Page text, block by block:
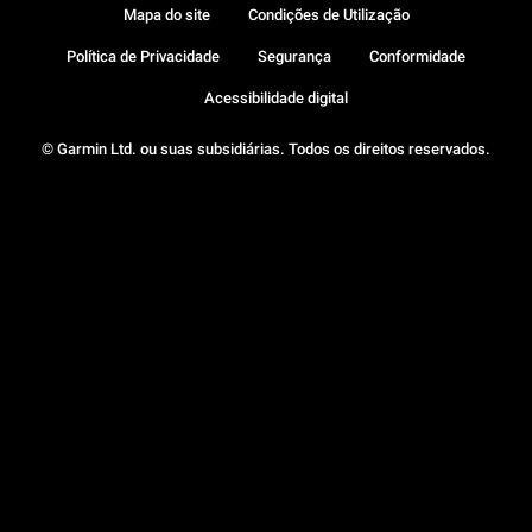
© Garmin Ltd. ou suas subsidiárias. Todos os direitos reservados.
Mapa do site Condições de Utilização
Política de Privacidade Segurança Conformidade
Acessibilidade digital